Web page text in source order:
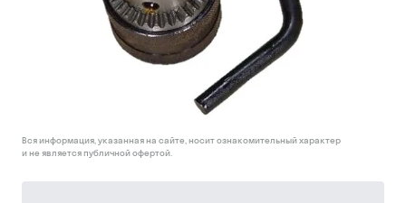
Вся информация, указанная на сайте, носит ознакомительный характер
и не является публичной офертой.